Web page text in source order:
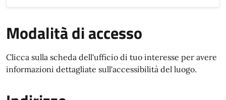
Modalità di accesso
Clicca sulla scheda dell'ufficio di tuo interesse per avere
informazioni dettagliate sull'accessibilità del luogo.